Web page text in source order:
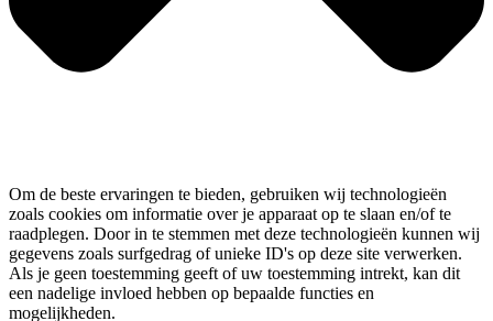
Om de beste ervaringen te bieden, gebruiken wij technologieën
zoals cookies om informatie over je apparaat op te slaan en/of te
raadplegen. Door in te stemmen met deze technologieën kunnen wij
gegevens zoals surfgedrag of unieke ID's op deze site verwerken.
Als je geen toestemming geeft of uw toestemming intrekt, kan dit
een nadelige invloed hebben op bepaalde functies en
mogelijkheden.